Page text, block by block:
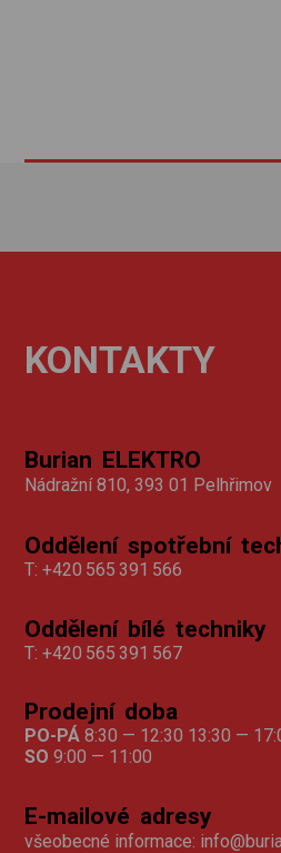
KONTAKTY
Burian ELEKTRO
Nádražní 810, 393 01 Pelhřimov
Oddělení spotřební
T: +420 565 391 566
Oddělení bílé techniky
T: +420 565 391 567
Prodejní doba
PO-PÁ 8:30 — 12:30 13:30 —
SO 9:00 — 11:00
E-mailové adresy
všeobecné informace: